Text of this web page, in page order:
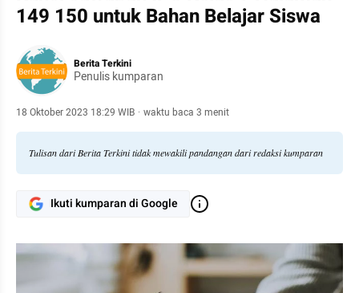
149 150 untuk Bahan Belajar Siswa
Berita Terkini
Penulis kumparan
18 Oktober 2023 18:29 WIB · waktu baca 3 menit
Tulisan dari Berita Terkini tidak mewakili pandangan dari redaksi kumparan
Ikuti kumparan di Google